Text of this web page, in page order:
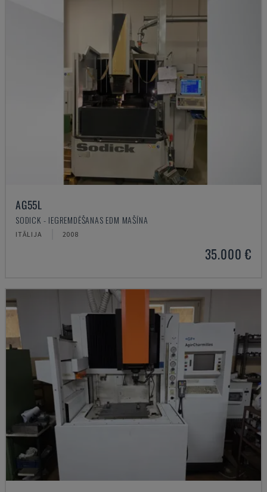
AG55L
SODICK - IEGREMDĒŠANAS EDM MAŠĪNA
ITĀLIJA 2008
35.000 €